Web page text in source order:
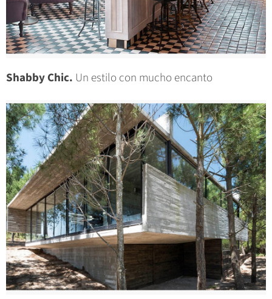
Shabby Chic. Un estilo con mucho encanto